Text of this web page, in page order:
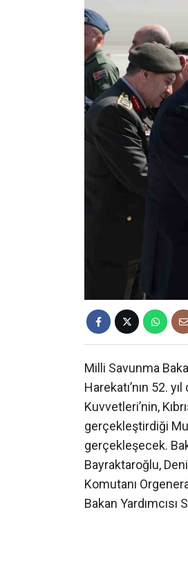
Milli Savunma
Harekatı’nın 52.
Kuvvetleri’nin,
gerçekleştirdiği
gerçekleşecek.
Bayraktaroğlu,
Komutanı
Bakan